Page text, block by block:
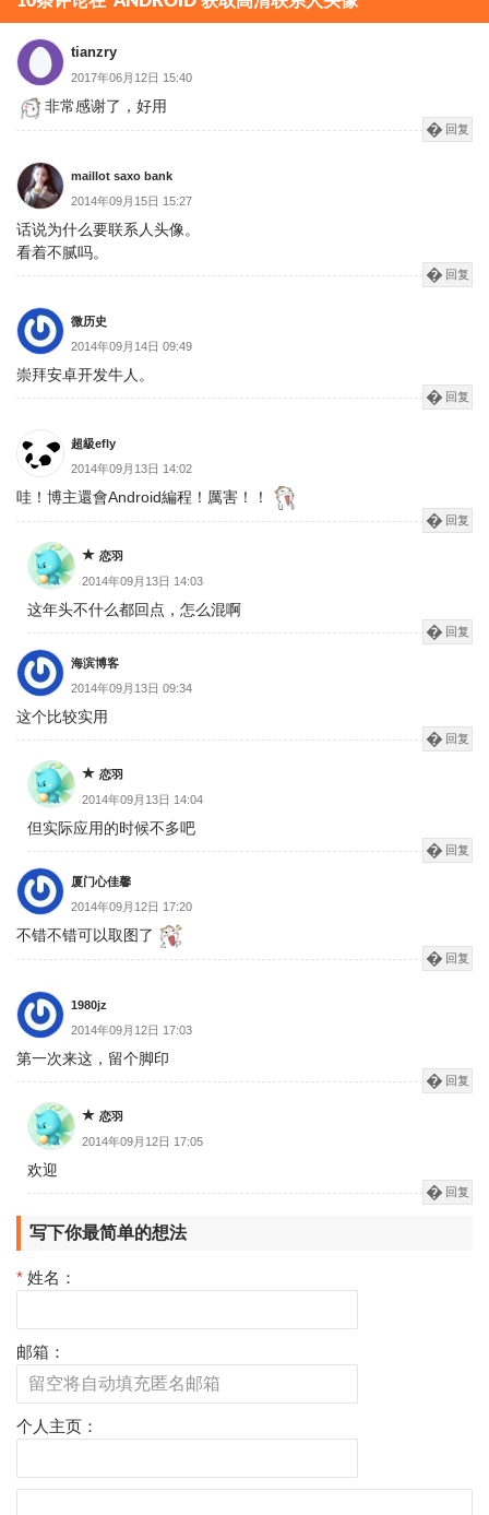
页
tianzry
2017年06月12日 15:40
非常感谢了，好用
回复
maillot saxo bank
2014年09月15日 15:27
话说为什么要联系人头像。
看着不腻吗。
回复
微历史
2014年09月14日 09:49
崇拜安卓开发牛人。
回复
超級efly
2014年09月13日 14:02
哇！博主還會Android編程！厲害！！
回复
恋羽
2014年09月13日 14:03
这年头不什么都回点，怎么混啊
回复
海滨博客
2014年09月13日 09:34
这个比较实用
回复
恋羽
2014年09月13日 14:04
但实际应用的时候不多吧
回复
厦门心佳馨
2014年09月12日 17:20
不错不错可以取图了
回复
1980jz
2014年09月12日 17:03
第一次来这，留个脚印
回复
恋羽
2014年09月12日 17:05
欢迎
回复
写下你最简单的想法
* 姓名：
邮箱：
个人主页：